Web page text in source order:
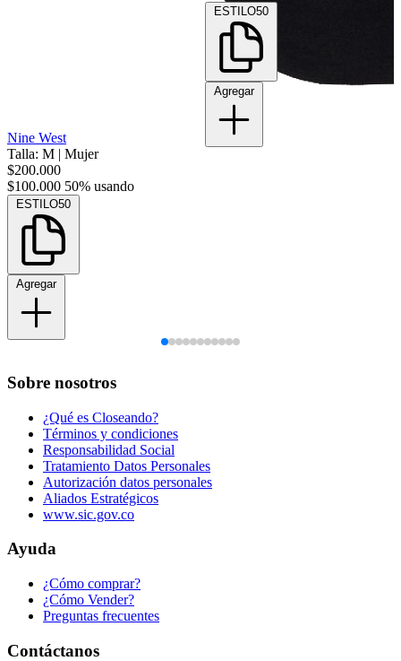
Nine West
Talla: M | Mujer
$200.000
$100.000 50% usando
ESTILO50
Agregar
ESTILO50
Agregar
Sobre nosotros
¿Qué es Closeando?
Términos y condiciones
Responsabilidad Social
Tratamiento Datos Personales
Autorización datos personales
Aliados Estratégicos
www.sic.gov.co
Ayuda
¿Cómo comprar?
¿Cómo Vender?
Preguntas frecuentes
Contáctanos